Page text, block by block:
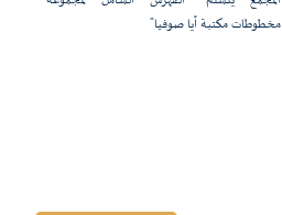
مخطوطات مكتبة آيا صوفيا"